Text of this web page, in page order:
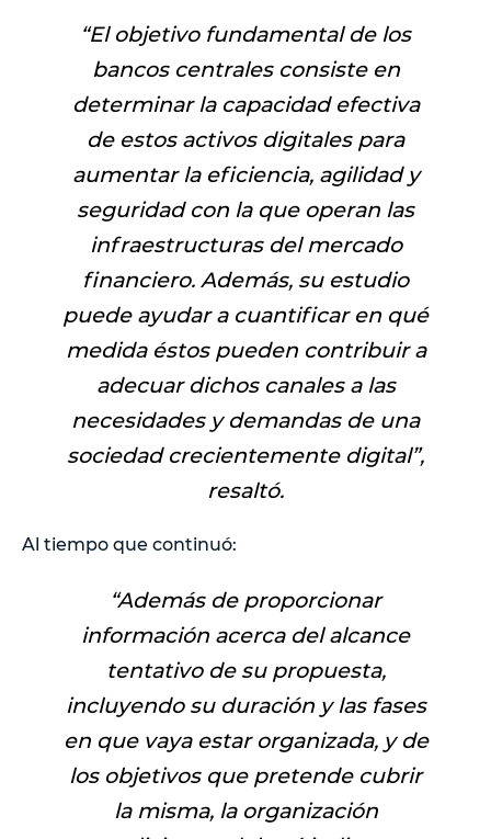
“El objetivo fundamental de los
bancos centrales consiste en
determinar la capacidad efectiva
de estos activos digitales para
aumentar la eficiencia, agilidad y
seguridad con la que operan las
infraestructuras del mercado
financiero. Además, su estudio
puede ayudar a cuantificar en qué
medida éstos pueden contribuir a
adecuar dichos canales a las
necesidades y demandas de una
sociedad crecientemente digital”,
resaltó.
Al tiempo que continuó:
“Además de proporcionar
información acerca del alcance
tentativo de su propuesta,
incluyendo su duración y las fases
en que vaya estar organizada, y de
los objetivos que pretende cubrir
la misma, la organización